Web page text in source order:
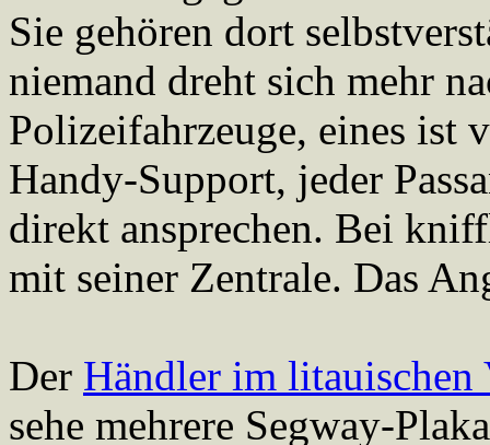
Sie gehören dort
niemand dreht sich mehr
Polizeifahrzeuge, eines ist
Handy-Support, jeder
direkt ansprechen. Bei
mit seiner Zentrale. Das
Der Händler im
sehe mehrere Segway-